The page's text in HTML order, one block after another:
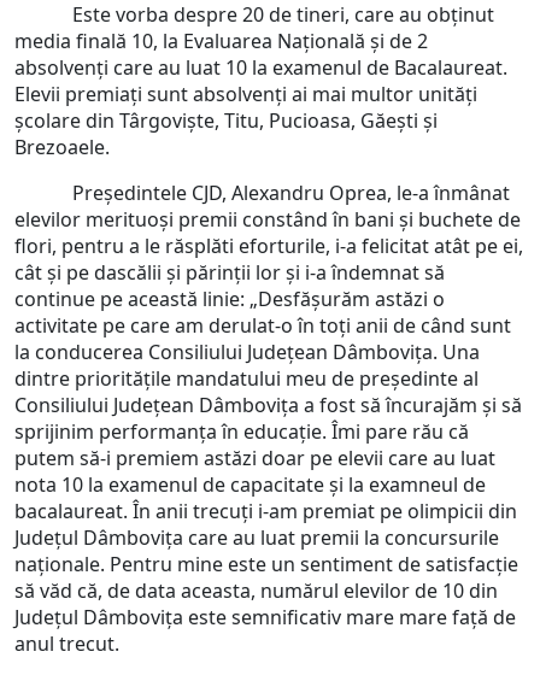
Este vorba despre 20 de tineri, care au obținut
media finală 10, la Evaluarea Națională și de 2
absolvenți care au luat 10 la examenul de Bacalaureat.
Elevii premiați sunt absolvenți ai mai multor unități
școlare din Târgoviște, Titu, Pucioasa, Găești și
Brezoaele.
Președintele CJD, Alexandru Oprea, le-a înmânat
elevilor merituoși premii constând în bani și buchete de
flori, pentru a le răsplăti eforturile, i-a felicitat atât pe ei,
cât și pe dascălii și părinții lor și i-a îndemnat să
continue pe această linie: „Desfășurăm astăzi o
activitate pe care am derulat-o în toți anii de când sunt
la conducerea Consiliului Județean Dâmbovița. Una
dintre prioritățile mandatului meu de președinte al
Consiliului Județean Dâmbovița a fost să încurajăm și să
sprijinim performanța în educație. Îmi pare rău că
putem să-i premiem astăzi doar pe elevii care au luat
nota 10 la examenul de capacitate și la examneul de
bacalaureat. În anii trecuți i-am premiat pe olimpicii din
Județul Dâmbovița care au luat premii la concursurile
naționale. Pentru mine este un sentiment de satisfacție
să văd că, de data aceasta, numărul elevilor de 10 din
Județul Dâmbovița este semnificativ mare mare față de
anul trecut.